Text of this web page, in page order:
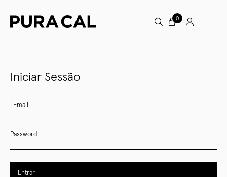
0
Iniciar Sessão
E-mail
Password
Entrar